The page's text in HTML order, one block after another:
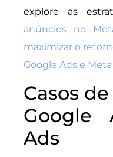
explore as
anúncios no
maximizar o
Google Ads e
Casos
Google
Ads